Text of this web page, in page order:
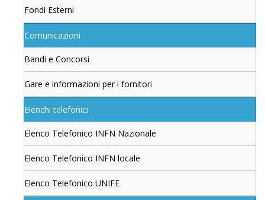
Fondi Esterni
Comunicazioni
Bandi e Concorsi
Gare e informazioni per i fornitori
Elenchi telefonici
Elenco Telefonico INFN Nazionale
Elenco Telefonico INFN locale
Elenco Telefonico UNIFE